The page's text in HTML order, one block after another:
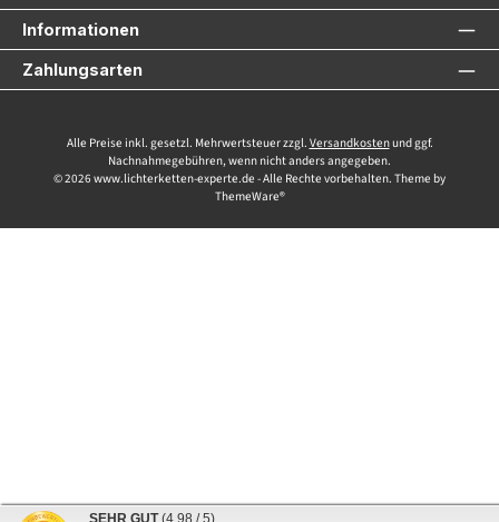
Informationen
Zahlungsarten
Alle Preise inkl. gesetzl. Mehrwertsteuer zzgl. Versandkostenund ggf.
Nachnahmegebühren, wenn nicht anders angegeben.
© 2026 www.lichterketten-experte.de - Alle Rechte vorbehalten. Theme by
ThemeWare®
SEHR GUT (4.98 / 5)